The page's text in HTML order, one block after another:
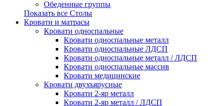
Обеденные группы
Показать все Столы
Кровати и матрасы
Кровати односпальные
Кровати односпальные металл
Кровати односпальные ЛДСП
Кровати односпальные металл / ЛДСП
Кровати односпальные массив
Кровати медицинские
Кровати двухъярусные
Кровати 2-яр металл
Кровати 2-яр металл / ЛДСП